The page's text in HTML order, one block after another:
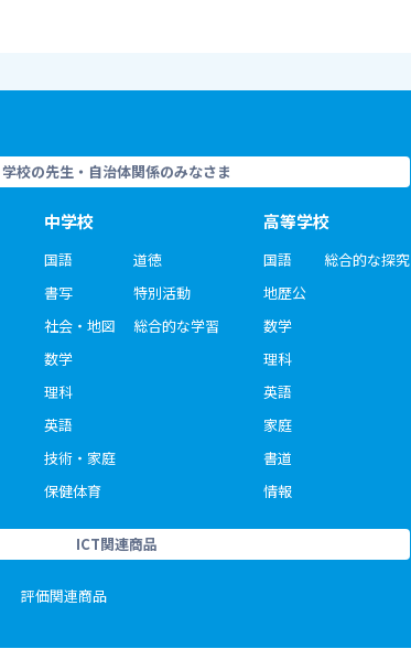
学校の先生・自治体関係のみなさま
中学校
国語
書写
社会・地図
数学
理科
英語
技術・家庭
保健体育
道徳
特別活動
総合的な学習
高等学校
国語
地歴公
数学
理科
英語
家庭
書道
情報
総合的な探究
ICT関連商品
評価関連商品